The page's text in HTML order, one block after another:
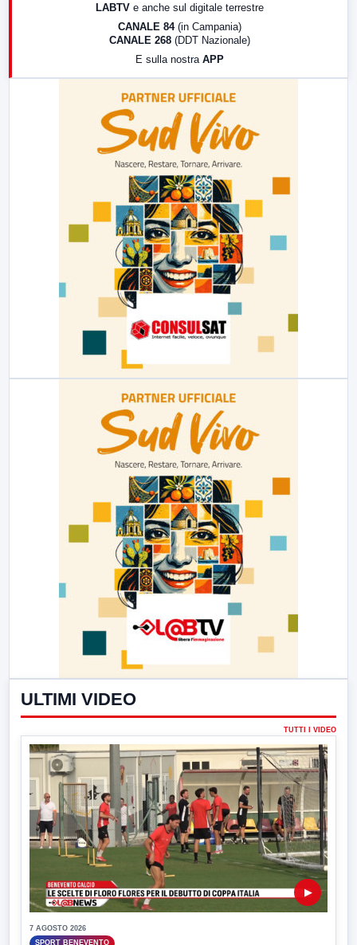
LABTV e anche sul digitale terrestre
CANALE 84 (in Campania)
CANALE 268 (DDT Nazionale)
E sulla nostra APP
ULTIMI VIDEO
TUTTI I VIDEO
▶
7 AGOSTO 2026
SPORT BENEVENTO